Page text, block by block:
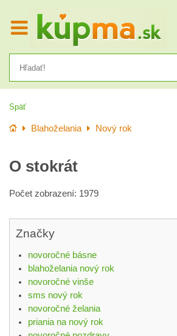
Späť
Úvod Blahoželania
Nový rok
O stokrát
Počet zobrazení: 1979
Značky
novoročné básne
blahoželania nový rok
novoročné vinše
sms nový rok
novoročné želania
priania na nový rok